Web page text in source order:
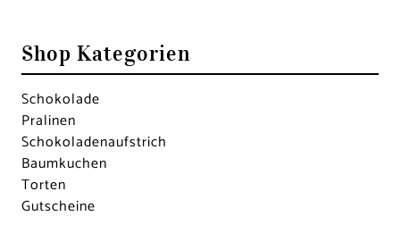
Shop Kategorien
Schokolade
Pralinen
Schokoladen­aufstrich
Baumkuchen
Torten
Gutscheine